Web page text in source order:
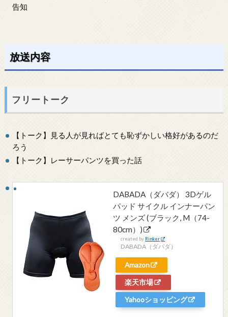
告知
放送内容
フリートーク
【トーク】見る人が見ればとても恥ずかしい格好があるのだ
ろう
【トーク】レーサーパンツを買った話
DABADA（ダバダ） 3Dゲル
パッド サイクル インナーパン
ツ メンズ (ブラック, M（74-
80cm）)
created by Rinker
DABADA（ダバダ）
Amazon
楽天市場
Yahooショッピング